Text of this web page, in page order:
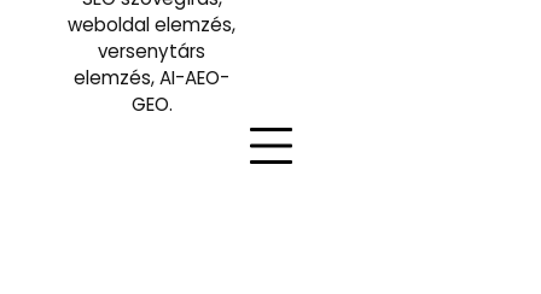
weboldal elemzés,
versenytárs
elemzés, AI-AEO-
GEO.